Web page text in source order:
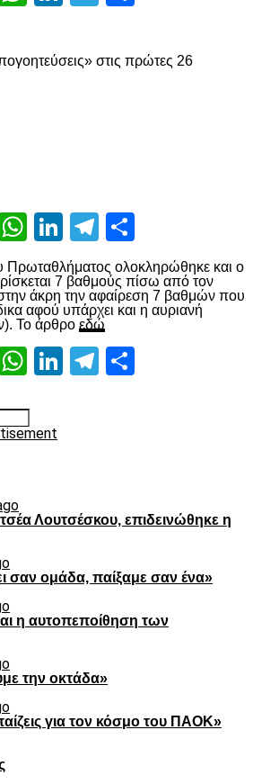
στις πρώτες 26
WhatsApp
LinkedIn
Telegram
Πρωταθλήματος ολοκληρώθηκε και ο
7 βαθμούς πίσω από τον
άκρη την αφαίρεση 7 βαθμών που
αφού υπάρχει και η αυριανή
Το άρθρο εδώ
WhatsApp
LinkedIn
Telegram
Λουτσέσκου, επιδεινώθηκε η
σαν ομάδα, παίξαμε σαν ένα»
η αυτοπεποίθηση των
την οκτάδα»
για τον κόσμο του ΠΑΟΚ»